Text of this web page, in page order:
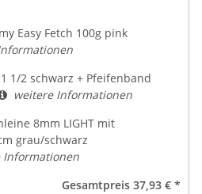
Easy Fetch 100g pink
1/2 schwarz + Pfeifenband
weitere Informationen
8mm LIGHT mit
grau/schwarz
Informationen
Gesamtpreis 37,93 € *